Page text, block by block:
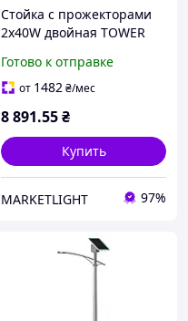
Стойка c прожекторами
2х40W двойная TOWER
розеткой+выключатель
IP54
Готово к отправке
от 1482₴/мес
8 891.55₴
Купить
MARKETLIGHT 97%